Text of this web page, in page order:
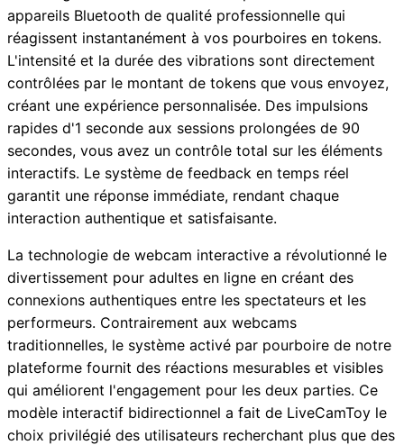
appareils Bluetooth de qualité professionnelle qui
réagissent instantanément à vos pourboires en tokens.
L'intensité et la durée des vibrations sont directement
contrôlées par le montant de tokens que vous envoyez,
créant une expérience personnalisée. Des impulsions
rapides d'1 seconde aux sessions prolongées de 90
secondes, vous avez un contrôle total sur les éléments
interactifs. Le système de feedback en temps réel
garantit une réponse immédiate, rendant chaque
interaction authentique et satisfaisante.
La technologie de webcam interactive a révolutionné le
divertissement pour adultes en ligne en créant des
connexions authentiques entre les spectateurs et les
performeurs. Contrairement aux webcams
traditionnelles, le système activé par pourboire de notre
plateforme fournit des réactions mesurables et visibles
qui améliorent l'engagement pour les deux parties. Ce
modèle interactif bidirectionnel a fait de LiveCamToy le
choix privilégié des utilisateurs recherchant plus que des